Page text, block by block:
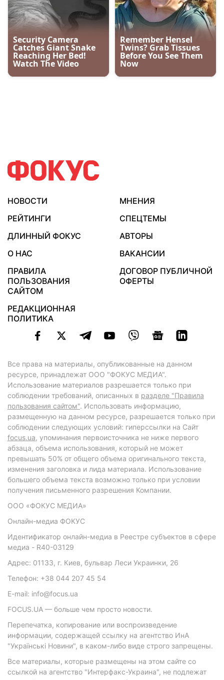
НОВОСТИ
МНЕНИЯ
РЕЙТИНГИ
СПЕЦТЕМЫ
ДЛИННЫЙ ФОКУС
АВТОРЫ
О НАС
ВАКАНСИИ
ПРАВИЛА
ПОЛЬЗОВАНИЯ
САЙТОМ
ДОГОВОР ПУБЛИЧНОЙ
ОФЕРТЫ
РЕДАКЦИОННАЯ
ПОЛИТИКА
Все права на материалы, опубликованные на данном
ресурсе, принадлежат ООО "ФОКУС МЕДИА".
Использование материалов разрешается только при
соблюдении требований, описанных в разделе "Правила
пользования сайтом". Использовать информацию,
размещенную на данном ресурсе, разрешается только при
соблюдении следующих условий: гиперссылки на Сайт
focus.ua, упоминания первоисточника не ниже первого
абзаца, объема использования, который не может
превышать 50% от общего объема оригинального текста,
изменения заголовка и лида материала. Использование
большего объема текста возможно только при условии
получения письменного разрешения Компании.
ООО «ФОКУС МЕДИА»
Онлайн-медиа ФОКУС
Идентификатор онлайн-медиа в Реестре субъектов в сфере
медиа - R40-03129
Адрес: 01133, г. Киев, бульвар Леси Украинки, 26
Телефон: +38 044 207 45 54
E-mail: info@focus.ua
FOCUS.UA — больше чем просто новости.
Перепечатка, копирование или воспроизведение
информации, содержащей ссылку на агентство ИнА
"Українські Новини", в каком-либо виде строго запрещены.
Все материалы, которые размещены на этом сайте со
ссылкой на агентство "Интерфакс-Украина", не подлежат